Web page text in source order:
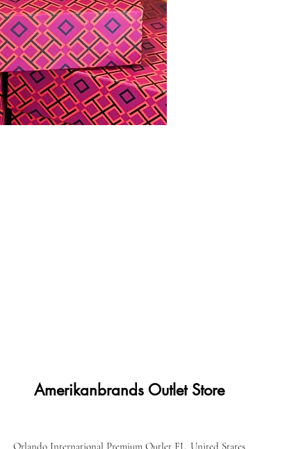
Amerikanbrands Outlet Store
Orlando International Premium Outlet FL, United States